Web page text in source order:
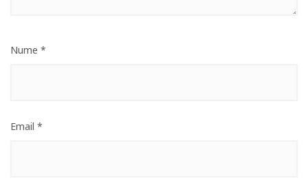
Nume *
Email *